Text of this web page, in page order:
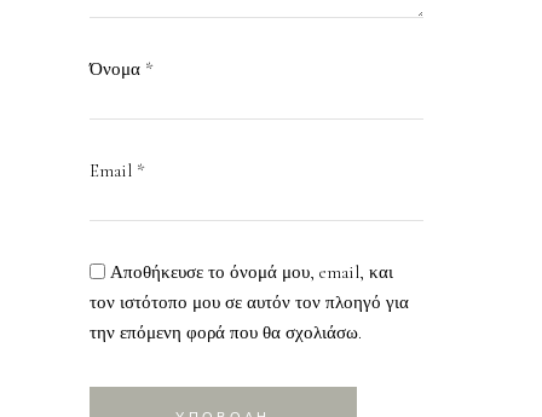
Όνομα *
Email *
Αποθήκευσε το όνομά μου, email, και
τον ιστότοπο μου σε αυτόν τον πλοηγό για
την επόμενη φορά που θα σχολιάσω.